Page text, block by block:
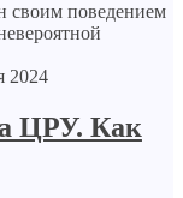
поведением
ЦРУ. Как